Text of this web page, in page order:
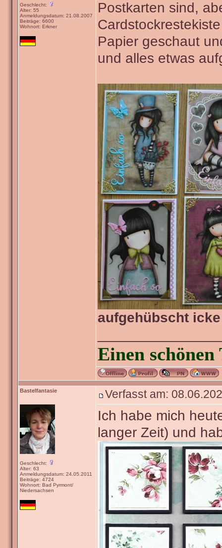
Geschlecht:
Alter: 55
Anmeldungsdatum: 21.08.2007
Beiträge: 6600
Wohnort: Erkner
Postkarten sind,
Papier geschaut
und alles etwas
aufgehübscht icke
Einen
Bastelfantasie
Geschlecht:
Alter: 63
Anmeldungsdatum: 24.05.2011
Beiträge: 4724
Wohnort: Bad Pyrmont/
Niedersachsen
Verfasst am:
Ich habe mich
langer Zeit) und